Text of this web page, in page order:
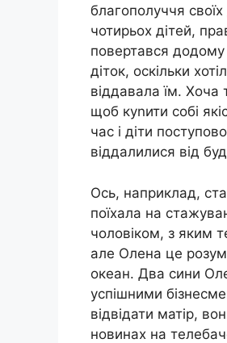
благополуччя
чотирьох дітей,
повертався
діток, оскільки
віддавала їм. Хоча
щоб куnити собі
час і діти
віддалилися від
Ось, наприклад,
поїхала на
чоловіком, з яким
але Олена це
океан. Два сини
успішними
відвідати матір,
новинах на